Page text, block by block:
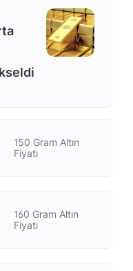
150 Gram Altın
Fiyatı
160 Gram Altın
Fiyatı